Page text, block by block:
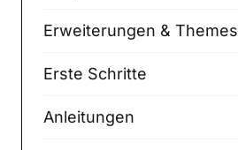
Erweiterungen & Themes
Erste Schritte
Anleitungen